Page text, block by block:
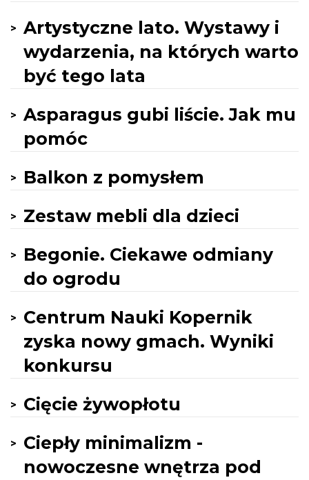
Artystyczne lato. Wystawy i
wydarzenia, na których warto
być tego lata
Asparagus gubi liście. Jak mu
pomóc
Balkon z pomysłem
Zestaw mebli dla dzieci
Begonie. Ciekawe odmiany
do ogrodu
Centrum Nauki Kopernik
zyska nowy gmach. Wyniki
konkursu
Cięcie żywopłotu
Ciepły minimalizm -
nowoczesne wnętrza pod